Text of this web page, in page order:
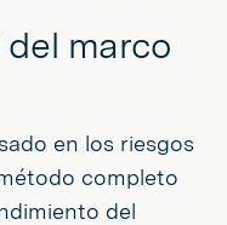
del marco
en los riesgos
completo
del